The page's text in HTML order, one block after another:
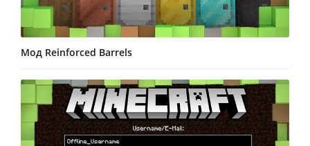
Мод Reinforced Barrels